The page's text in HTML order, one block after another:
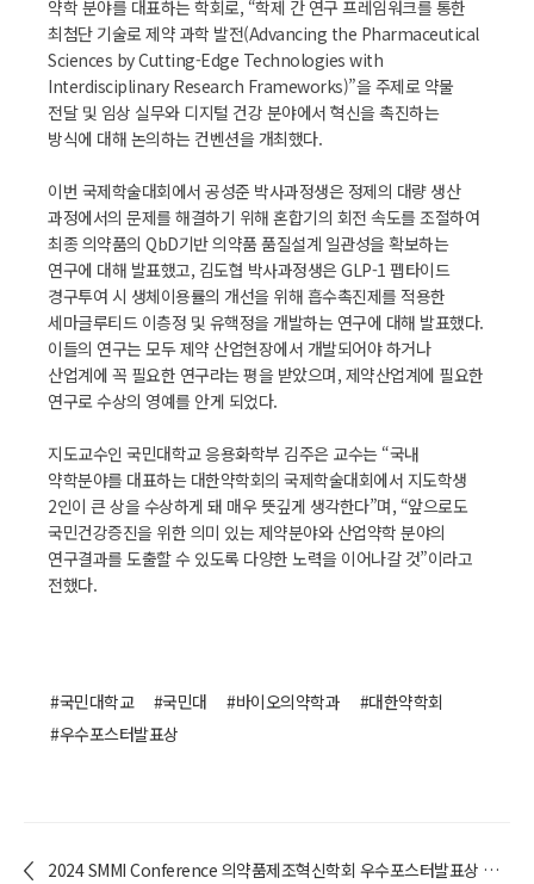
약학 분야를 대표하는 학회로, “학제 간 연구 프레임워크를 통한
최첨단 기술로 제약 과학 발전(Advancing the Pharmaceutical
Sciences by Cutting-Edge Technologies with
Interdisciplinary Research Frameworks)”을 주제로 약물
전달 및 임상 실무와 디지털 건강 분야에서 혁신을 촉진하는
방식에 대해 논의하는 컨벤션을 개최했다.
이번 국제학술대회에서 공성준 박사과정생은 정제의 대량 생산
과정에서의 문제를 해결하기 위해 혼합기의 회전 속도를 조절하여
최종 의약품의 QbD기반 의약품 품질설계 일관성을 확보하는
연구에 대해 발표했고, 김도협 박사과정생은 GLP-1 펩타이드
경구투여 시 생체이용률의 개선을 위해 흡수촉진제를 적용한
세마글루티드 이층정 및 유핵정을 개발하는 연구에 대해 발표했다.
이들의 연구는 모두 제약 산업현장에서 개발되어야 하거나
산업계에 꼭 필요한 연구라는 평을 받았으며, 제약산업계에 필요한
연구로 수상의 영예를 안게 되었다.
지도교수인 국민대학교 응용화학부 김주은 교수는 “국내
약학분야를 대표하는 대한약학회의 국제학술대회에서 지도학생
2인이 큰 상을 수상하게 돼 매우 뜻깊게 생각한다”며, “앞으로도
국민건강증진을 위한 의미 있는 제약분야와 산업약학 분야의
연구결과를 도출할 수 있도록 다양한 노력을 이어나갈 것”이라고
전했다.
#국민대학교 #국민대 #바이오의약학과
#대한약학회
#우수포스터발표상
2024 SMMI Conference 의약품제조혁신학회 우수포스터발표상 수상 / 윤주현(일반대학원 바이오의약학과 석사과정 18) 학생